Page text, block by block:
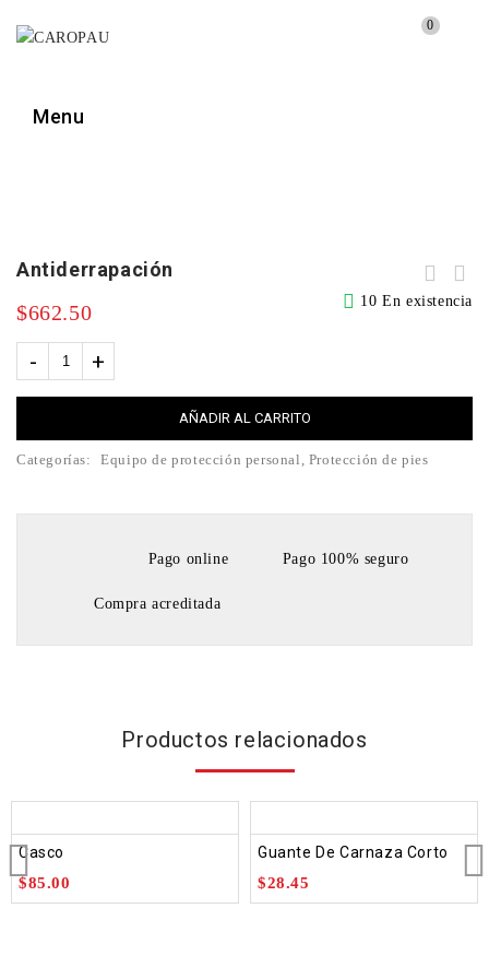
0
Menu
Antiderrapación
$662.50 10 En existencia
AÑADIR AL CARRITO
Categorías: Equipo de protección personal , Protección de pies
Pago online Pago 100% seguro
Compra acreditada
Productos relacionados
Casco
$85.00
Guante De Carnaza Corto
$28.45